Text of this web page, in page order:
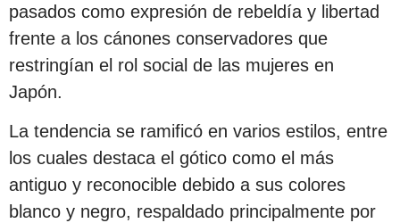
pasados como expresión de rebeldía y libertad
frente a los cánones conservadores que
restringían el rol social de las mujeres en
Japón.
La tendencia se ramificó en varios estilos, entre
los cuales destaca el gótico como el más
antiguo y reconocible debido a sus colores
blanco y negro, respaldado principalmente por